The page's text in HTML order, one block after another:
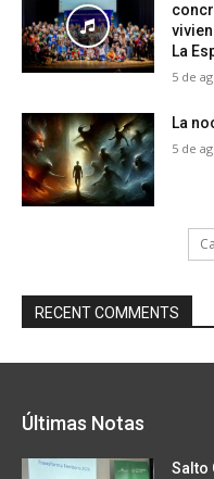
La
5 de
La
5 de
RECENT COMMENTS
Últimas Notas
Salto